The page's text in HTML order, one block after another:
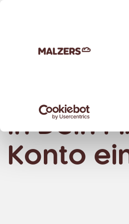
Logge
in Dein
Konto